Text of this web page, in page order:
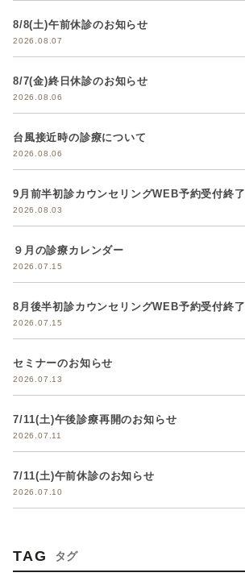
8/8(土)午前休診のお知らせ
2026.08.07
8/7(金)終日休診のお知らせ
2026.08.06
台風接近時の診療について
2026.08.06
9月前半初診カウンセリングWEB予約受付終了
2026.08.03
９月の診療カレンダー
2026.07.15
8月後半初診カウンセリングWEB予約受付終了
2026.07.15
セミナーのお知らせ
2026.07.13
7/11(土)午後診療再開のお知らせ
2026.07.11
7/11(土)午前休診のお知らせ
2026.07.10
TAG タグ